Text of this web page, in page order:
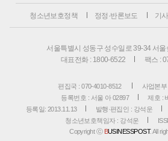
청소년보호정책 정정·반론보도 기
서울특별시 성동구 성수일로 39-34 서
대표전화 : 1800-6522
팩스 :
편집국 : 070-4010-8512
사업본부
등록번호 : 서울 아 02897
제호 :
등록일: 2013.11.13
발행·편집인 : 강석운
청소년보호책임자 : 강석운
Copyright ⓒ BUSINESSPOST. All